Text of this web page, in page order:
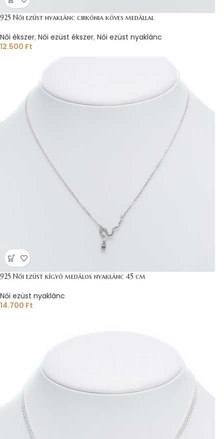
925 Női ezüst nyaklánc cirkónia köves medállal
Női ékszer, Női ezüst ékszer, Női ezüst nyaklánc
12.500 Ft
925 Női ezüst kígyó medálos nyaklánc 45 cm
Női ezüst nyaklánc
14.700 Ft